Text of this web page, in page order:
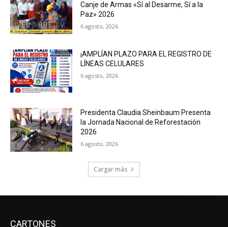
Canje de Armas «Sí al Desarme, Sí a la
Paz» 2026
6 agosto, 2026
¡AMPLÍAN PLAZO PARA EL REGISTRO DE
LÍNEAS CELULARES
6 agosto, 2026
Presidenta Claudia Sheinbaum Presenta
la Jornada Nacional de Reforestación
2026
6 agosto, 2026
Cargar más
CARTONES